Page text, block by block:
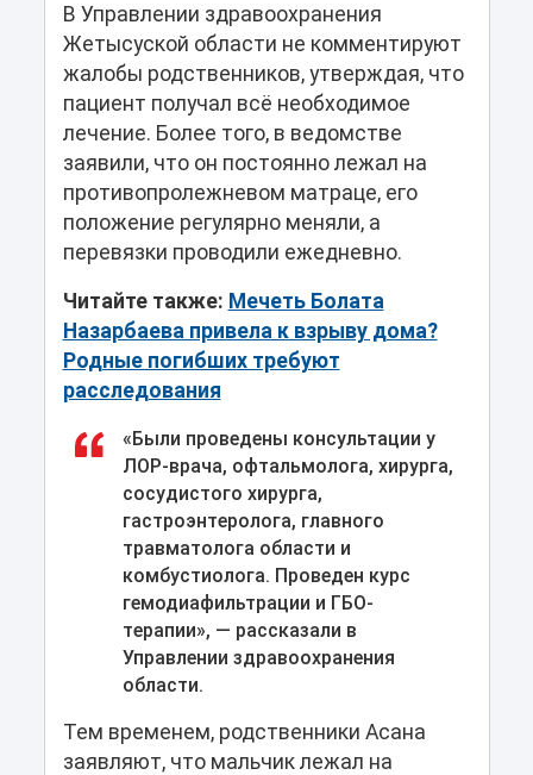
В Управлении здравоохранения
Жетысуской области не комментируют
жалобы родственников, утверждая, что
пациент получал всё необходимое
лечение. Более того, в ведомстве
заявили, что он постоянно лежал на
противопролежневом матраце, его
положение регулярно меняли, а
перевязки проводили ежедневно.
Читайте также: Мечеть Болата
Назарбаева привела к взрыву дома?
Родные погибших требуют
расследования
«Были проведены консультации у
ЛОР-врача, офтальмолога, хирурга,
сосудистого хирурга,
гастроэнтеролога, главного
травматолога области и
комбустиолога. Проведен курс
гемодиафильтрации и ГБО-
терапии», — рассказали в
Управлении здравоохранения
области.
Тем временем, родственники Асана
заявляют, что мальчик лежал на